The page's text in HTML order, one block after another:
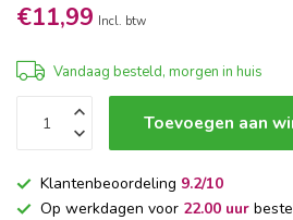
€11,99 Incl. btw
Vandaag besteld, morgen in huis
Toevoegen aan
Klantenbeoordeling 9.2/10
Op werkdagen voor 22.00 uur